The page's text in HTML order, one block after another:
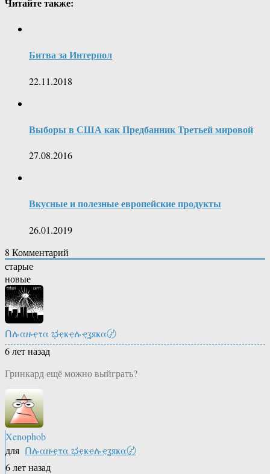
Битва за Интерпол
22.11.2018
Выборы в США как Предбанник Третьей мировой
27.08.2016
Вкусные и полезные европейские продукты
26.01.2019
8 Комментарий
старые
новые
Ոሉαዙҿτα ಭҿҝҿሉҿʓяҝα〄
6 лет назад
Гринкард ещё можно выйграть?
Xenophob
для Ոሉαዙҿτα ಭҿҝҿሉҿʓяҝα〄
6 лет назад